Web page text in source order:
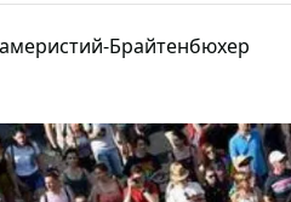
Брайтенбюхер